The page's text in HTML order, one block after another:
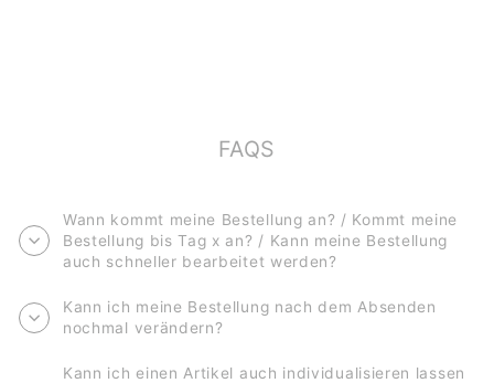
FAQS
Wann kommt meine Bestellung an? / Kommt meine
Bestellung bis Tag x an? / Kann meine Bestellung
auch schneller bearbeitet werden?
Kann ich meine Bestellung nach dem Absenden
nochmal verändern?
Kann ich einen Artikel auch individualisieren lassen